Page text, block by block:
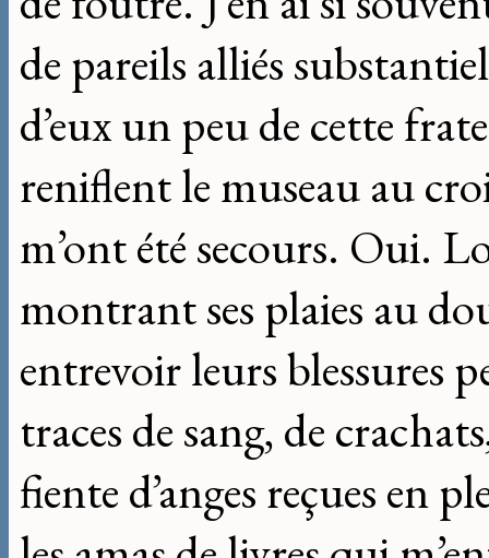
de pareils alliés
d’eux un peu de cette
reniflent le museau au
m’ont été secours. Oui.
montrant ses plaies au
entrevoir leurs blessures
traces de sang, de
fiente d’anges reçues en